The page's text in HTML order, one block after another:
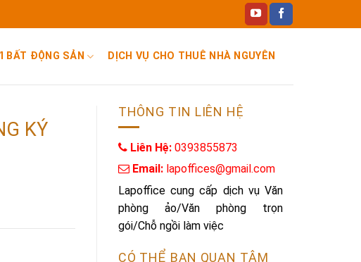
BẤT ĐỘNG SẢN DỊCH VỤ CHO THUÊ NHÀ NGUYÊN CĂN, CHUNG
KÝ
THÔNG TIN LIÊN HỆ
Liên Hệ: 0393855873
Email: lapoffices@gmail.com
Lapoffice cung cấp dịch vụ Văn
phòng ảo/Văn phòng trọn
gói/Chỗ ngồi làm việc
CÓ THỂ BẠN QUAN TÂM